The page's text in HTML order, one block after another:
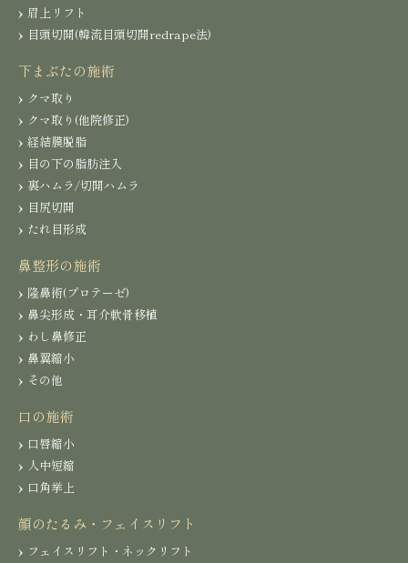
眉上リフト
目頭切開(韓流目頭切開redrape法)
下まぶたの施術
クマ取り
クマ取り(他院修正)
経結膜脱脂
目の下の脂肪注入
裏ハムラ/切開ハムラ
目尻切開
たれ目形成
鼻整形の施術
隆鼻術(プロテーゼ)
鼻尖形成・耳介軟骨移植
わし鼻修正
鼻翼縮小
その他
口の施術
口唇縮小
人中短縮
口角挙上
顔のたるみ・フェイスリフト
フェイスリフト・ネックリフト